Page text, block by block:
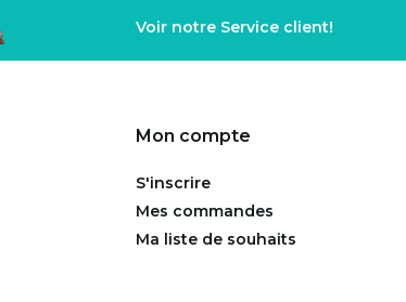
Voir notre Service client!
Mon compte
S'inscrire
Mes commandes
Ma liste de souhaits